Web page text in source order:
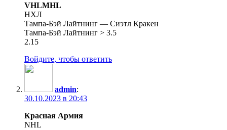
VHLMHL
НХЛ
Тампа-Бэй Лайтнинг — Сиэтл Кракен
Тампа-Бэй Лайтнинг > 3.5
2.15
Войдите, чтобы ответить
admin:
30.10.2023 в 20:43
Красная Армия
NHL